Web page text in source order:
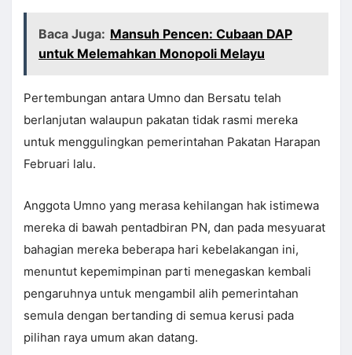
Baca Juga: Mansuh Pencen: Cubaan DAP
untuk Melemahkan Monopoli Melayu
Pertembungan antara Umno dan Bersatu telah
berlanjutan walaupun pakatan tidak rasmi mereka
untuk menggulingkan pemerintahan Pakatan Harapan
Februari lalu.
Anggota Umno yang merasa kehilangan hak istimewa
mereka di bawah pentadbiran PN, dan pada mesyuarat
bahagian mereka beberapa hari kebelakangan ini,
menuntut kepemimpinan parti menegaskan kembali
pengaruhnya untuk mengambil alih pemerintahan
semula dengan bertanding di semua kerusi pada
pilihan raya umum akan datang.